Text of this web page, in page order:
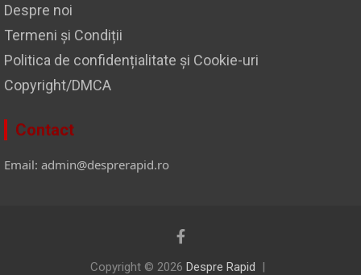
Despre noi
Termeni și Condiții
Politica de confidențialitate și Cookie-uri
Copyright/DMCA
Contact
Email: admin@desprerapid.ro
Copyright © 2026 Despre Rapid